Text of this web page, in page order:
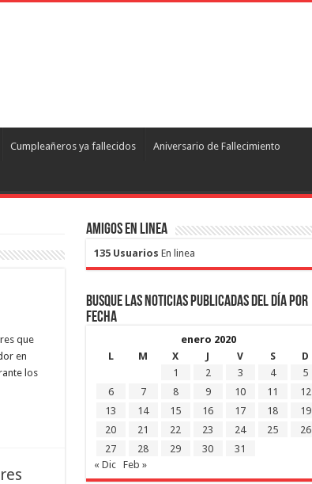
Cumpleañeros ya fallecidos Aniversario de Fallecimiento
que
en
los
Amigos en Linea
135 Usuarios En linea
Busque las noticias publicadas del día por
fecha
enero 2020
L
M X J V S
D
1
2 3 4
5
6
7 8 9 10 11
12
13
14 15 16 17 18
19
20
21 22 23 24 25
26
27
28 29 30
31
« Dic
Feb »